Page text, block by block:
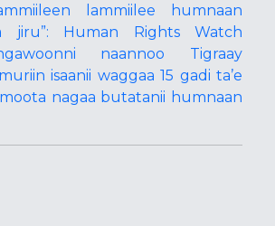
lammiilee humnaan
jiru”: Human Rights Watch
naannoo Tigraay
isaanii waggaa 15 gadi ta’e
nagaa butatanii humnaan